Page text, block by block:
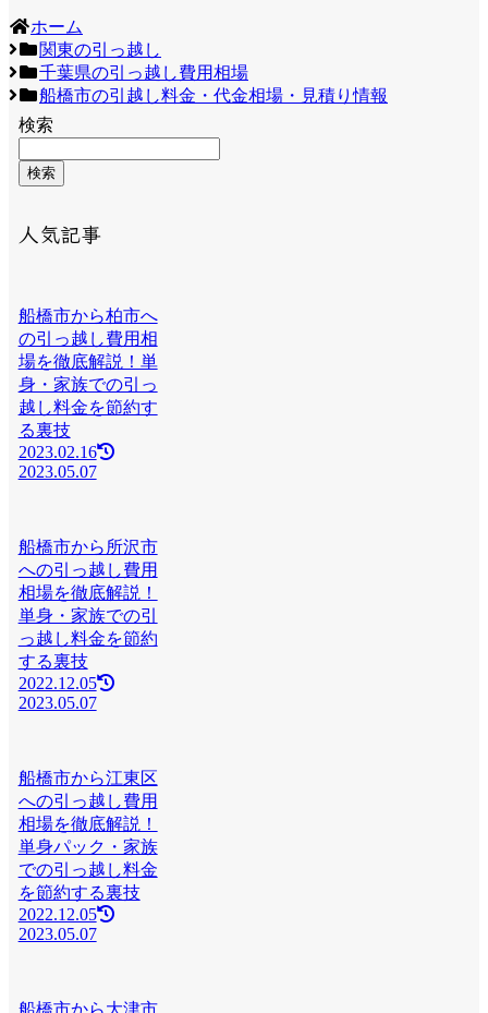
ホーム
関東の引っ越し
千葉県の引っ越し費用相場
船橋市の引越し料金・代金相場・見積り情報
検索
検索
人気記事
船橋市から柏市へ
の引っ越し費用相
場を徹底解説！単
身・家族での引っ
越し料金を節約す
る裏技
2023.02.16
2023.05.07
船橋市から所沢市
への引っ越し費用
相場を徹底解説！
単身・家族での引
っ越し料金を節約
する裏技
2022.12.05
2023.05.07
船橋市から江東区
への引っ越し費用
相場を徹底解説！
単身パック・家族
での引っ越し料金
を節約する裏技
2022.12.05
2023.05.07
船橋市から大津市